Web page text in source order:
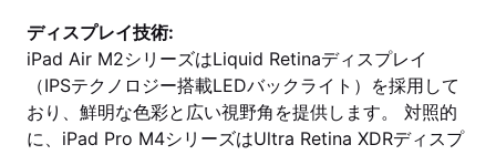
ディスプレイ技術:
iPad Air M2シリーズはLiquid Retinaディスプレイ
（IPSテクノロジー搭載LEDバックライト）を採用して
おり、鮮明な色彩と広い視野角を提供します。 対照的
に、iPad Pro M4シリーズはUltra Retina XDRディスプ